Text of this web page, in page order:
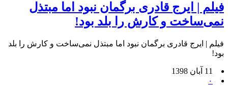
فیلم | ایرج قادری برگمان نبود اما مبتذل
نمی‌ساخت و کارش را بلد بود!
فیلم | ایرج قادری برگمان نبود اما مبتذل نمی‌ساخت و کارش را بلد
بود!
11 آبان 1398
۰